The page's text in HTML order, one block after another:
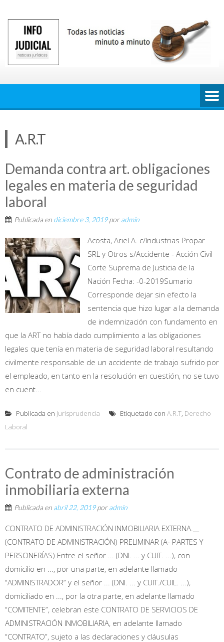
contenido
A.R.T
Demanda contra art. obligaciones
legales en materia de seguridad
laboral
Publicada en diciembre 3, 2019poradmin
Acosta, Ariel A. c/Industrias Propar
SRL y Otros s/Accidente - Acción Civil
Corte Suprema de Justicia de la
Nación Fecha: -0-2019Sumario
Corresponde dejar sin efecto la
sentencia que hizo lugar a la demanda
de indemnización con fundamento en
que la ART no había dado cumplimiento a las obligaciones
legales que tenía en materia de seguridad laboral resultando
civilmente responsable de un accidente de trabajo sufrido por
el empleado, en tanto en la resolución en cuestión, no se tuvo
en cuent...
Publicada en Jurisprudencia Etiquetado con A.R.T, Derecho
Laboral
Contrato de administración
inmobiliaria externa
Publicada en abril 22, 2019poradmin
CONTRATO DE ADMINISTRACIÓN INMOBILIARIA EXTERNA.__
(CONTRATO DE ADMINISTRACIÓN) PRELIMINAR (A- PARTES Y
PERSONERÍAS) Entre el señor ... (DNI. ... y CUIT. ...), con
domicilio en ..., por una parte, en adelante llamado
“ADMINISTRADOR” y el señor ... (DNI. ... y CUIT./CUIL. ...),
domiciliado en ..., por la otra parte, en adelante llamado
“COMITENTE”, celebran este CONTRATO DE SERVICIOS DE
ADMINISTRACIÓN INMOBILIARIA, en adelante llamado
“CONTRATO”, sujeto a las declaraciones y cláusulas